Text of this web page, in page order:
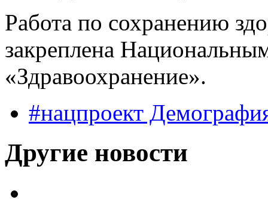
Работа по сохранению
закреплена
«Здравоохранение».
#нацпроект
Другие новости